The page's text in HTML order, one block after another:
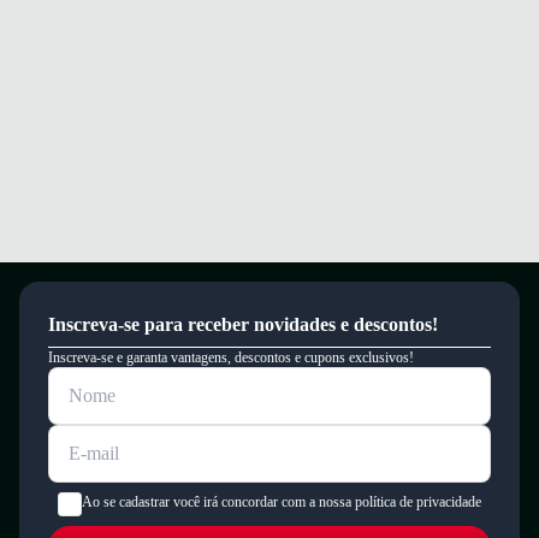
Inscreva-se para receber novidades e descontos!
Inscreva-se e garanta vantagens, descontos e cupons exclusivos!
Ao se cadastrar você irá concordar com a nossa política de privacidade